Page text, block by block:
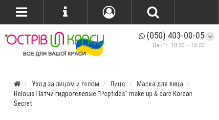
(050) 403-00-05
Пн.-Пт. 10:00 — 18:00
Уход за лицом и телом Лицо
Маска для лица
Relouis Патчи гидрогелевые "Peptides" make up & care Korean
Secret